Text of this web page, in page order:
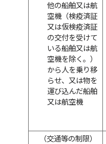
他の船舶又は航
空機（検疫済証
又は仮検疫済証
の交付を受けて
いる船舶又は航
空機を除く。）
から人を乗り移
らせ、又は物を
運び込んだ船舶
又は航空機
（交通等の制限）